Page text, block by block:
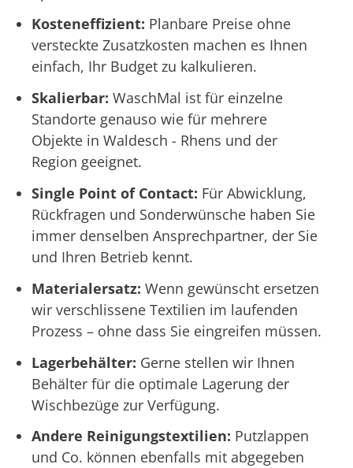
Kosteneffizient: Planbare Preise ohne
versteckte Zusatzkosten machen es Ihnen
einfach, Ihr Budget zu kalkulieren.
Skalierbar: WaschMal ist für einzelne
Standorte genauso wie für mehrere
Objekte in Waldesch - Rhens und der
Region geeignet.
Single Point of Contact: Für Abwicklung,
Rückfragen und Sonderwünsche haben Sie
immer denselben Ansprechpartner, der Sie
und Ihren Betrieb kennt.
Materialersatz: Wenn gewünscht ersetzen
wir verschlissene Textilien im laufenden
Prozess – ohne dass Sie eingreifen müssen.
Lagerbehälter: Gerne stellen wir Ihnen
Behälter für die optimale Lagerung der
Wischbezüge zur Verfügung.
Andere Reinigungstextilien: Putzlappen
und Co. können ebenfalls mit abgegeben